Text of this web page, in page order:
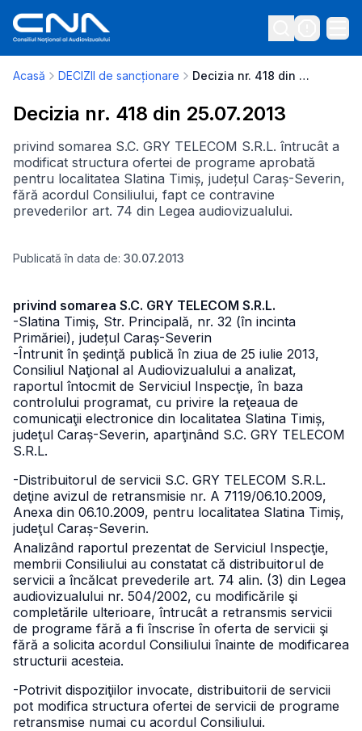
Acasă DECIZII de sancționare Decizia nr. 418 din 25.07.2013
Decizia nr. 418 din 25.07.2013
privind somarea S.C. GRY TELECOM S.R.L. întrucât a
modificat structura ofertei de programe aprobată
pentru localitatea Slatina Timiș, județul Caraș-Severin,
fără acordul Consiliului, fapt ce contravine
prevederilor art. 74 din Legea audiovizualului.
Publicată în data de: 30.07.2013
privind somarea S.C. GRY TELECOM S.R.L.
-Slatina Timiș, Str. Principală, nr. 32 (în incinta
Primăriei), județul Caraș-Severin
-Întrunit în şedinţă publică în ziua de 25 iulie 2013,
Consiliul Naţional al Audiovizualului a analizat,
raportul întocmit de Serviciul Inspecţie, în baza
controlului programat, cu privire la reţeaua de
comunicaţii electronice din localitatea Slatina Timiș,
judeţul Caraș-Severin, aparţinând S.C. GRY TELECOM
S.R.L.
-Distribuitorul de servicii S.C. GRY TELECOM S.R.L.
deţine avizul de retransmisie nr. A 7119/06.10.2009,
Anexa din 06.10.2009, pentru localitatea Slatina Timiș,
judeţul Caraș-Severin.
Analizând raportul prezentat de Serviciul Inspecţie,
membrii Consiliului au constatat că distribuitorul de
servicii a încălcat prevederile art. 74 alin. (3) din Legea
audiovizualului nr. 504/2002, cu modificările şi
completările ulterioare, întrucât a retransmis servicii
de programe fără a fi înscrise în oferta de servicii şi
fără a solicita acordul Consiliului înainte de modificarea
structurii acesteia.
-Potrivit dispoziţiilor invocate, distribuitorii de servicii
pot modifica structura ofertei de servicii de programe
retransmise numai cu acordul Consiliului.